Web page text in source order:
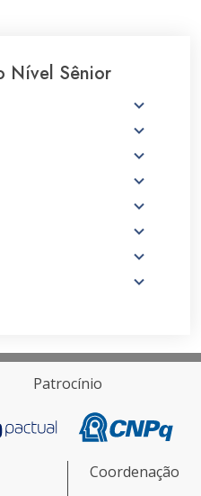
Nível Sênior
Patrocínio
Coordenação